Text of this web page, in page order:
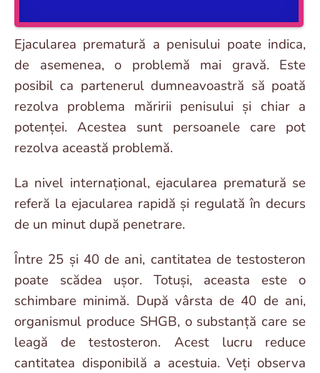
Ejacularea prematură a penisului poate indica,
de asemenea, o problemă mai gravă. Este
posibil ca partenerul dumneavoastră să poată
rezolva problema măririi penisului și chiar a
potenței. Acestea sunt persoanele care pot
rezolva această problemă.
La nivel internațional, ejacularea prematură se
referă la ejacularea rapidă și regulată în decurs
de un minut după penetrare.
Între 25 și 40 de ani, cantitatea de testosteron
poate scădea ușor. Totuși, aceasta este o
schimbare minimă. După vârsta de 40 de ani,
organismul produce SHGB, o substanță care se
leagă de testosteron. Acest lucru reduce
cantitatea disponibilă a acestuia. Veți observa